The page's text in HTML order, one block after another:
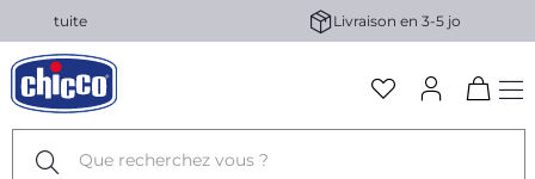
Livraison en 3-5 jours ouvrés